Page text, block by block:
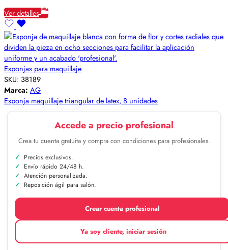
Ver detalles
Esponjas para maquillaje
SKU: 38189
Marca: AG
Esponja maquillaje triangular de latex, 8 unidades
Accede a precio profesional
Crea tu cuenta gratuita y compra con condiciones para profesionales.
Precios exclusivos.
Envío rápido 24/48 h.
Atención personalizada.
Reposición ágil para salón.
Crear cuenta profesional
Ya soy cliente, iniciar sesión